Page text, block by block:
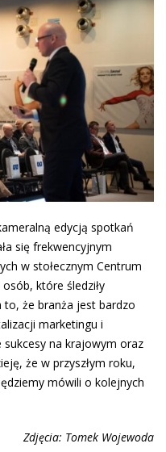
edycją spotkań
się frekwencyjnym
w stołecznym Centrum
które śledziły
że branża jest bardzo
marketingu i
na krajowym oraz
że w przyszłym roku,
mówili o kolejnych
Zdjęcia: Tomek Wojewoda